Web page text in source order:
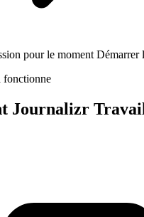
pour le moment Démarrer
fonctionne
Journalizr